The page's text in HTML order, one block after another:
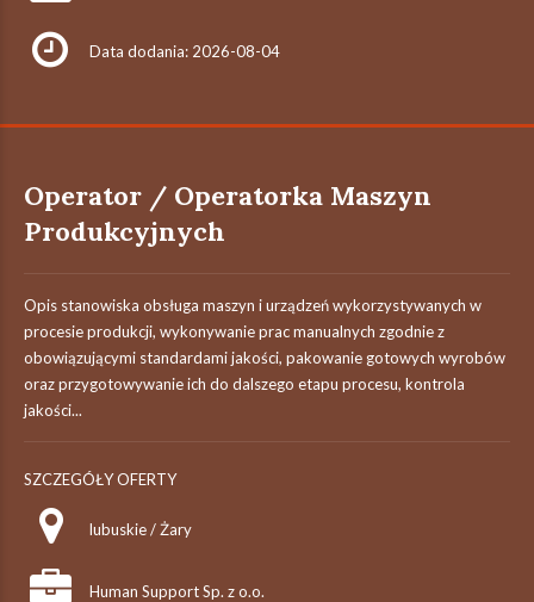
Data dodania: 2026-08-04
Operator / Operatorka Maszyn
Produkcyjnych
Opis stanowiska obsługa maszyn i urządzeń wykorzystywanych w
procesie produkcji, wykonywanie prac manualnych zgodnie z
obowiązującymi standardami jakości, pakowanie gotowych wyrobów
oraz przygotowywanie ich do dalszego etapu procesu, kontrola
jakości...
SZCZEGÓŁY OFERTY
lubuskie / Żary
Human Support Sp. z o.o.